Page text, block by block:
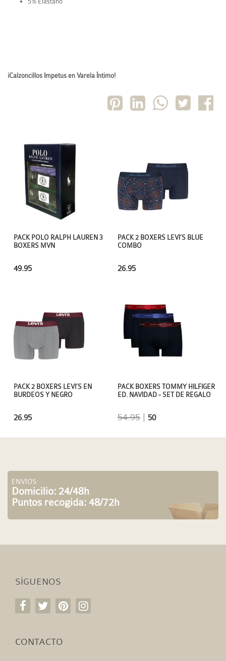
¡Calzoncillos Impetus en Varela Íntimo!
PACK 2 BOXERS LEVI´S BLUE
COMBO
26.95
PACK POLO RALPH LAUREN 3
BOXERS MVN
49.95
PACK BOXERS TOMMY HILFIGER
ED. NAVIDAD - SET DE REGALO
54.95| 50
PACK 2 BOXERS LEVI´S EN
BURDEOS Y NEGRO
26.95
ENVÍOS:
Domicilio: 24/48h
Puntos recogida: 48/72h
SÍGUENOS
CONTACTO